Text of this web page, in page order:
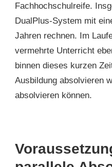
Fachhochschulreife.
DualPlus-System mit
Jahren rechnen. Im
vermehrte Unterricht
binnen dieses kurzen
Ausbildung absolvieren
absolvieren können.